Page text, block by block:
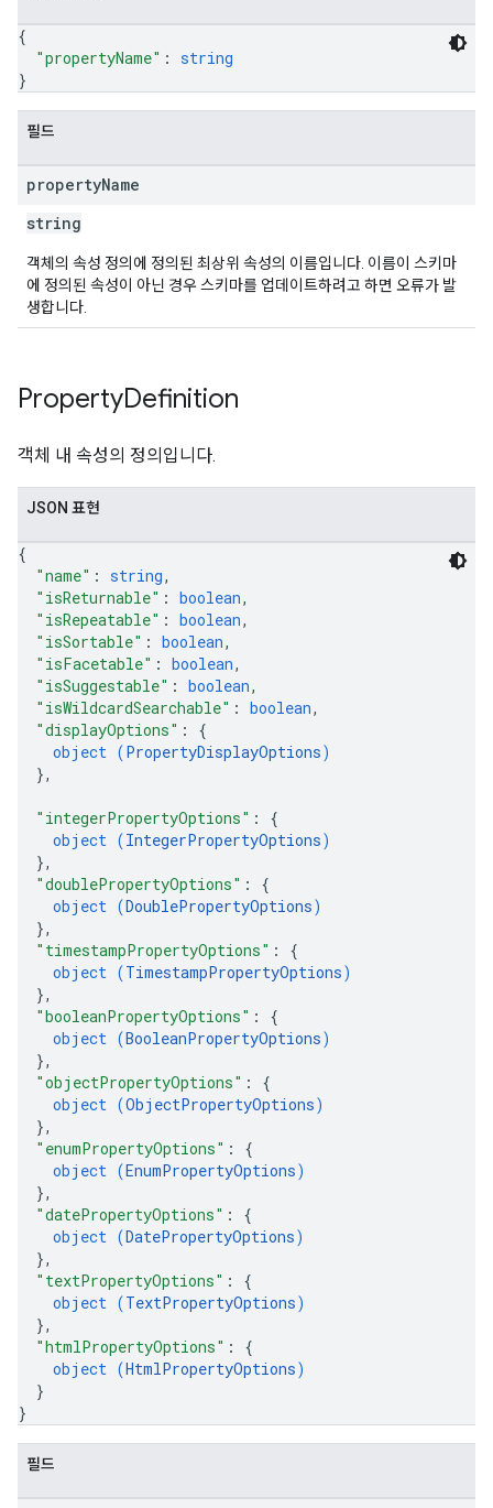
{
"propertyName" : string
}
필드
propertyName
string
객체의 속성 정의에 정의된 최상위 속성의 이름입니다. 이름이 스키마
에 정의된 속성이 아닌 경우 스키마를 업데이트하려고 하면 오류가 발
생합니다.
PropertyDefinition
객체 내 속성의 정의입니다.
JSON 표현
{
"name" : string,
"isReturnable" : boolean,
"isRepeatable" : boolean,
"isSortable" : boolean,
"isFacetable" : boolean,
"isSuggestable" : boolean,
"isWildcardSearchable" : boolean,
"displayOptions" : {
object (PropertyDisplayOptions)
},
"integerPropertyOptions" : {
object (IntegerPropertyOptions)
},
"doublePropertyOptions" : {
object (DoublePropertyOptions)
},
"timestampPropertyOptions" : {
object (TimestampPropertyOptions)
},
"booleanPropertyOptions" : {
object (BooleanPropertyOptions)
},
"objectPropertyOptions" : {
object (ObjectPropertyOptions)
},
"enumPropertyOptions" : {
object (EnumPropertyOptions)
},
"datePropertyOptions" : {
object (DatePropertyOptions)
},
"textPropertyOptions" : {
object (TextPropertyOptions)
},
"htmlPropertyOptions" : {
object (HtmlPropertyOptions)
}
}
필드